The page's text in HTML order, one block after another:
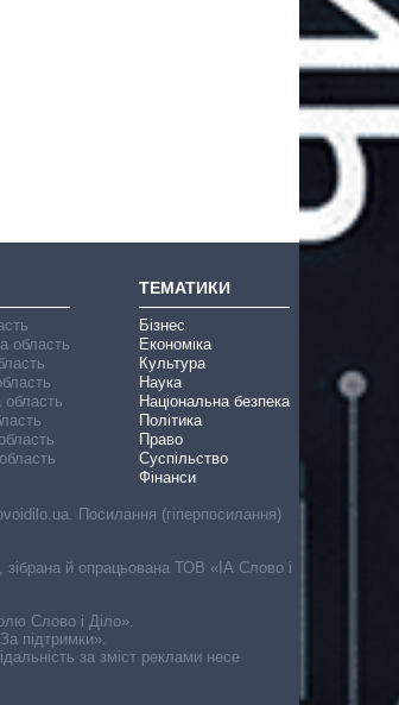
область
ТЕМАТИКИ
Бізнес
Економіка
Культура
Наука
Національна безпека
Політика
Право
Суспільство
Фінанси
Посилання (гіперпосилання)
зібрана й опрацьована ТОВ «ІА Слово і
Слово і Діло».
підтримки».
за зміст реклами несе